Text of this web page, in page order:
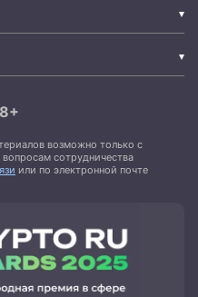
возможно только с
сотрудничества
или по электронной почте